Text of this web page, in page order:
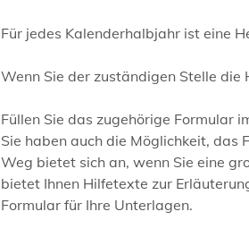
Für jedes Kalenderhalbjahr ist eine
Wenn Sie der zuständigen Stelle die
Füllen Sie das zugehörige Formular
Sie haben auch die Möglichkeit,
Weg bietet sich an, wenn Sie eine
bietet Ihnen Hilfetexte zur
Formular für Ihre Unterlagen.